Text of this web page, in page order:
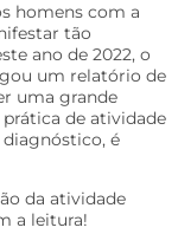
homens com a
tão
ano de 2022, o
um relatório de
uma grande
de atividade
diagnóstico, é
da atividade
a leitura!